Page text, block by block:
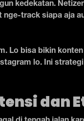
kedekatan.
nge-track siapa aja
Lo bisa bikin
lo. Ini
dan